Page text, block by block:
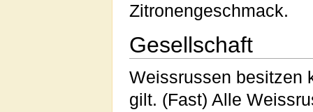
Zitronengeschmack.
Gesellschaft
Weissrussen besitzen
gilt. (Fast) Alle